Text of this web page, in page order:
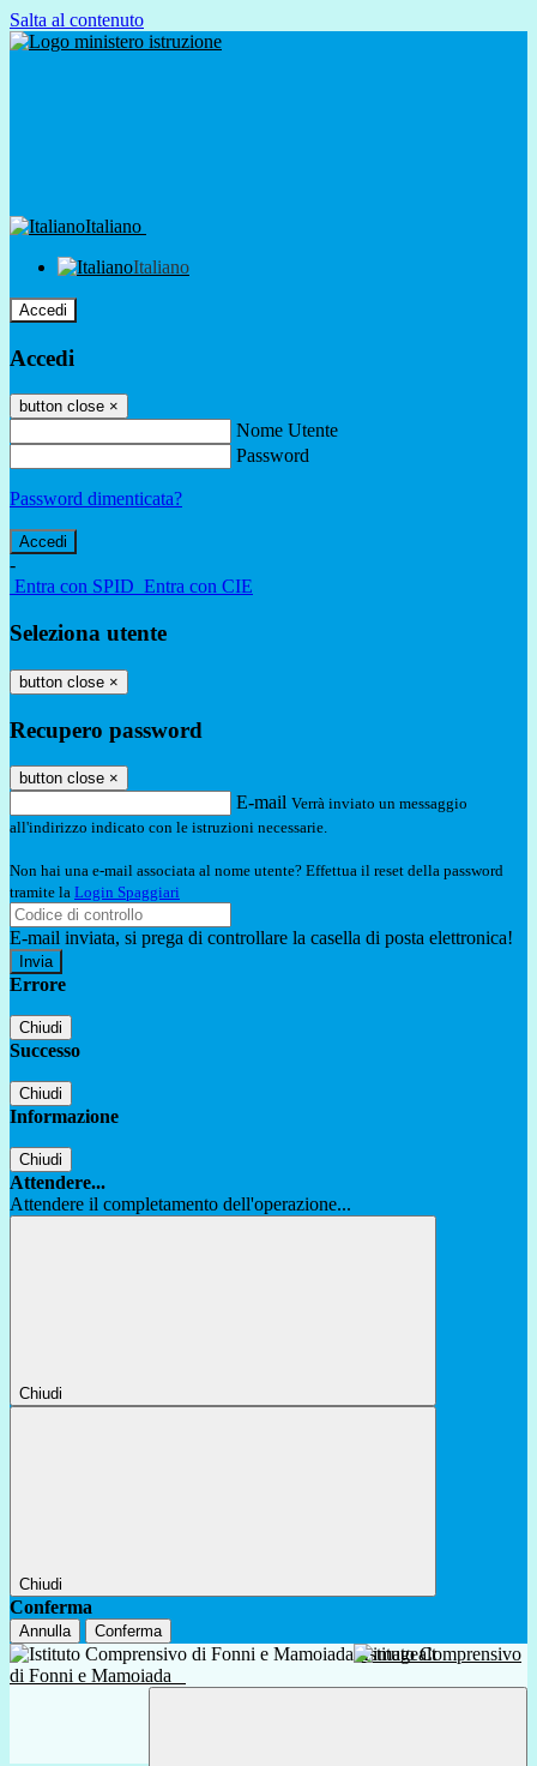
Salta al contenuto
Italiano
Italiano
Accedi
Accedi
button close ×
Nome Utente
Password
Password dimenticata?
-
Entra con SPID Entra con CIE
Seleziona utente
button close ×
Recupero password
button close ×
E-mail Verrà inviato un messaggio
all'indirizzo indicato con le istruzioni necessarie.
Non hai una e-mail associata al nome utente? Effettua il reset della password
tramite la Login Spaggiari
E-mail inviata, si prega di controllare la casella di posta elettronica!
Errore
Chiudi
Successo
Chiudi
Informazione
Chiudi
Attendere...
Attendere il completamento dell'operazione...
Chiudi
Chiudi
Conferma
Annulla Conferma
Istituto Comprensivo
di Fonni e Mamoiada